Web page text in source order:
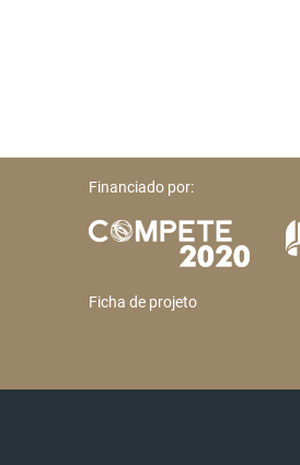
Financiado por:
Ficha de projeto